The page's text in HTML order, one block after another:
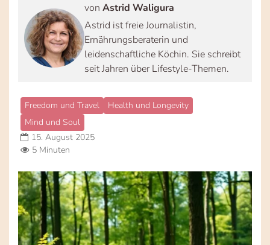
von Astrid Waligura
Astrid ist freie Journalistin,
Ernährungsberaterin und
leidenschaftliche Köchin. Sie schreibt
seit Jahren über Lifestyle-Themen.
Freedom und Travel
Health und Longevity
Mind und Soul
15. August 2025
5 Minuten